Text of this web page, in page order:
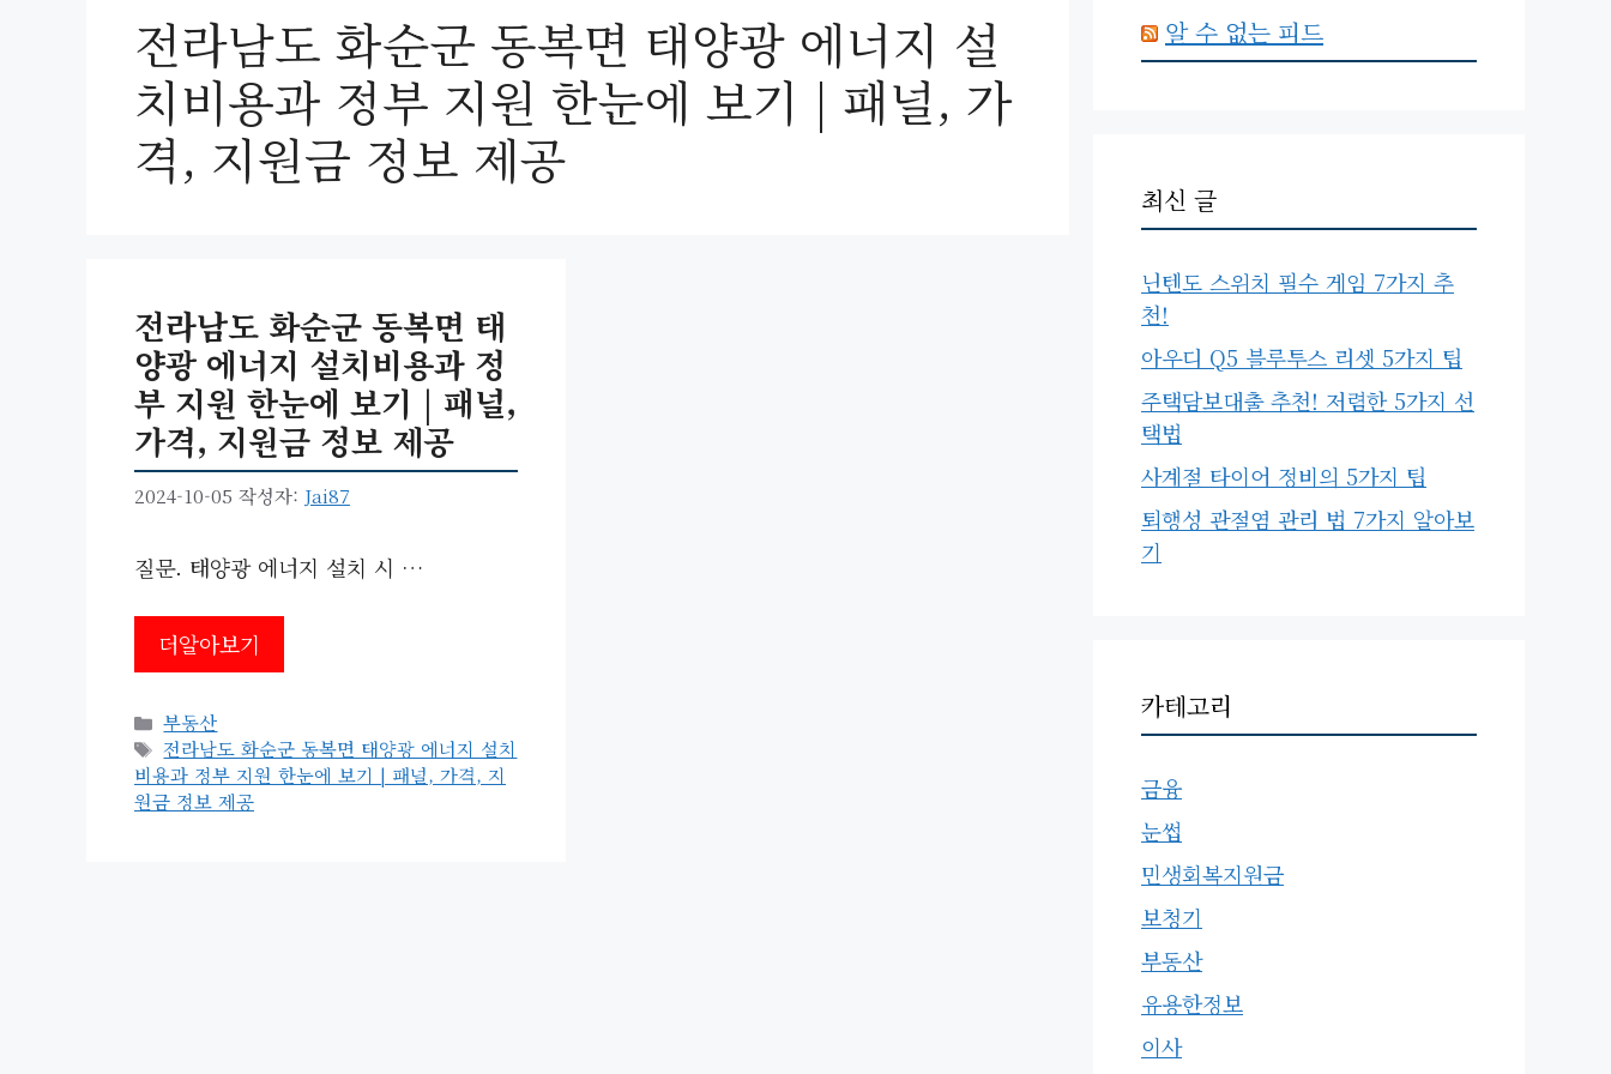
전라남도 화순군 동복면 태양광 에너지 설
치비용과 정부 지원 한눈에 보기 | 패널, 가
격, 지원금 정보 제공
전라남도 화순군 동복면 태
양광 에너지 설치비용과 정
부 지원 한눈에 보기 | 패널,
가격, 지원금 정보 제공
2024-10-05 작성자: Jai87
질문. 태양광 에너지 설치 시 …
더알아보기
카
테
고
리
부동산
태
그
전라남도 화순군 동복면 태양광 에너지 설치
비용과 정부 지원 한눈에 보기 | 패널, 가격, 지
원금 정보 제공
알 수 없는 피드
최신 글
닌텐도 스위치 필수 게임 7가지 추
천!
아우디 Q5 블루투스 리셋 5가지 팁
주택담보대출 추천! 저렴한 5가지 선
택법
사계절 타이어 정비의 5가지 팁
퇴행성 관절염 관리 법 7가지 알아보
기
카테고리
금융
눈썹
민생회복지원금
보청기
부동산
유용한정보
이사